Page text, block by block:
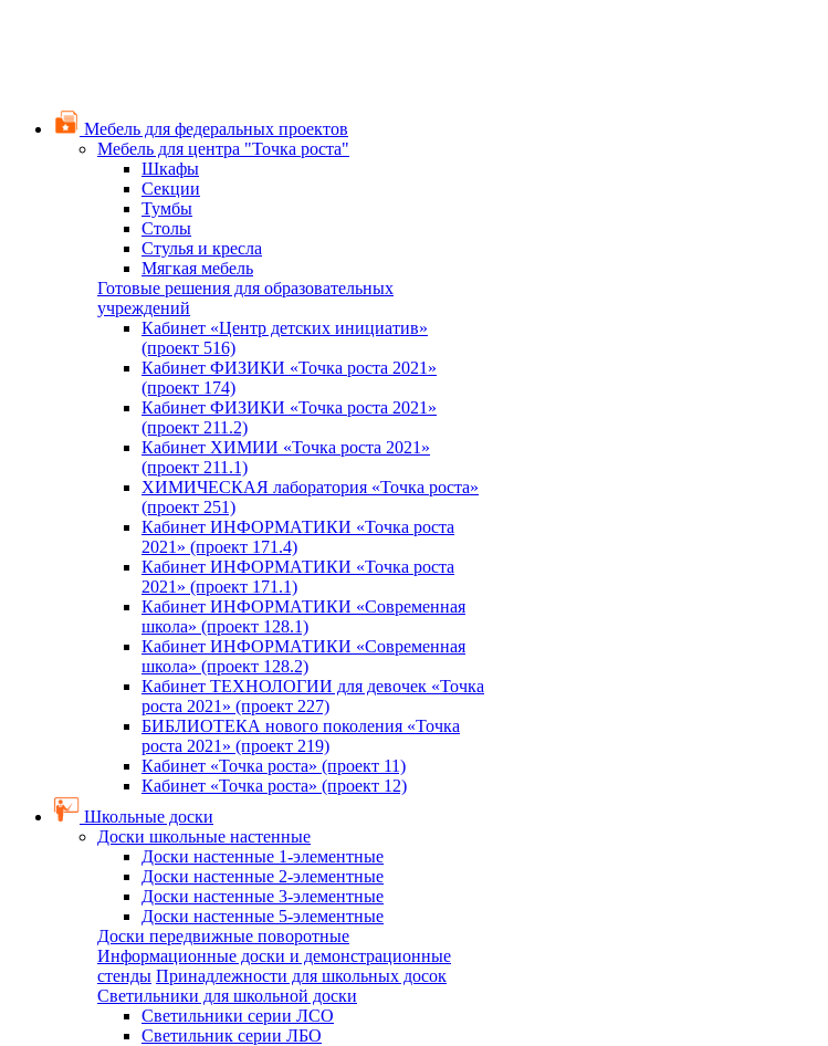
Мебель для федеральных проектов
Мебель для центра "Точка роста"
Шкафы
Секции
Тумбы
Столы
Стулья и кресла
Мягкая мебель
Готовые решения для образовательных
учреждений
Кабинет «Центр детских инициатив»
(проект 516)
Кабинет ФИЗИКИ «Точка роста 2021»
(проект 174)
Кабинет ФИЗИКИ «Точка роста 2021»
(проект 211.2)
Кабинет ХИМИИ «Точка роста 2021»
(проект 211.1)
ХИМИЧЕСКАЯ лаборатория «Точка роста»
(проект 251)
Кабинет ИНФОРМАТИКИ «Точка роста
2021» (проект 171.4)
Кабинет ИНФОРМАТИКИ «Точка роста
2021» (проект 171.1)
Кабинет ИНФОРМАТИКИ «Современная
школа» (проект 128.1)
Кабинет ИНФОРМАТИКИ «Современная
школа» (проект 128.2)
Кабинет ТЕХНОЛОГИИ для девочек «Точка
роста 2021» (проект 227)
БИБЛИОТЕКА нового поколения «Точка
роста 2021» (проект 219)
Кабинет «Точка роста» (проект 11)
Кабинет «Точка роста» (проект 12)
Школьные доски
Доски школьные настенные
Доски настенные 1-элементные
Доски настенные 2-элементные
Доски настенные 3-элементные
Доски настенные 5-элементные
Доски передвижные поворотные
Информационные доски и демонстрационные
стенды Принадлежности для школьных досок
Светильники для школьной доски
Светильники серии ЛСО
Светильник серии ЛБО